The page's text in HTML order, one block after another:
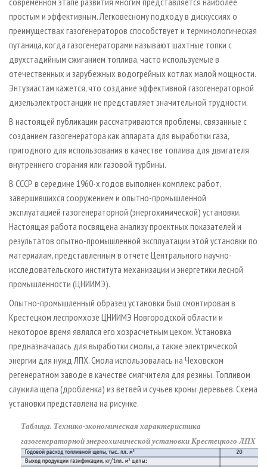
простым и эффективным. Легковесному подходу в дискуссиях о
преимуществах газогенераторов способствует и терминологическая
путаница, когда газогенераторами называют шахтные топки с
двухстадийным сжиганием топлива, часто используемые в
отечественных и зарубежных водогрейных котлах малой мощности.
Энтузиастам кажется, что создание эффективной газогенераторной
дизельэлектростанции не представляет значительной трудности.
В настоящей публикации рассматриваются проблемы, связанные с
созданием газогенератора как аппарата для выработки газа,
пригодного для использования в качестве топлива для двигателя
внутреннего сгорания или газовой турбины.
В СССР в середине 1960-х годов выполнен комплекс работ,
завершившихся сооружением и опытно-промышленной
эксплуатацией газогенераторной (энергохимической) установки.
Настоящая работа посвящена анализу проектных показателей и
результатов опытно-промышленной эксплуатации этой установки по
материалам, представленным в отчете Центрального научно-
исследовательского института механизации и энергетики лесной
промышленности (ЦНИИМЭ).
Опытно-промышленный образец установки был смонтирован в
Крестецком леспромхозе ЦНИИМЭ Новгородской области и
некоторое время являлся его хозрасчетным цехом. Установка
предназначалась для выработки смолы, а также электрической
энергии для нужд ЛПХ. Смола использовалась на Чеховском
регенератном заводе в качестве смягчителя для резины. Топливом
служила щепа (дробленка) из ветвей и сучьев кроны деревьев. Схема
установки представлена на рисунке.
Таблица. Технико-экономическая характеристика
газогенераторной энергохимической установки Крестецкого ЛПХ